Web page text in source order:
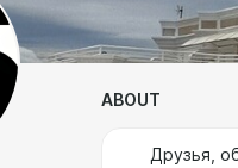
ABOUT
Друзья,